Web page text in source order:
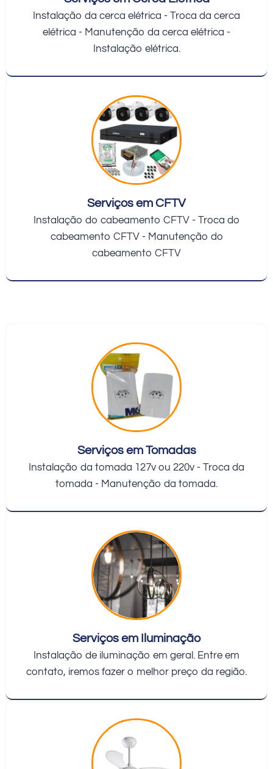
Instalação da cerca elétrica - Troca da cerca
elétrica - Manutenção da cerca elétrica -
Instalação elétrica.
Serviços em CFTV
Instalação do cabeamento CFTV - Troca do
cabeamento CFTV - Manutenção do
cabeamento CFTV
Serviços em Tomadas
Instalação da tomada 127v ou 220v - Troca da
tomada - Manutenção da tomada.
Serviços em Iluminação
Instalação de iluminação em geral. Entre em
contato, iremos fazer o melhor preço da região.